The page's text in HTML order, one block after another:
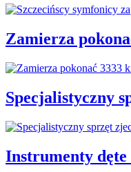
Zamierza
Specjalistyczny
Instrumenty